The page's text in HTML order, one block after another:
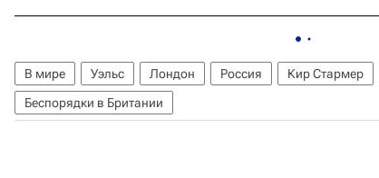
В мире Уэльс Лондон Россия Кир Стармер
Беспорядки в Британии